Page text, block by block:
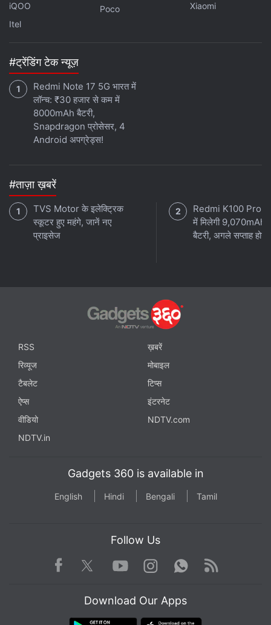
iQOO
Itel
Poco
Xiaomi
#ट्रेंडिंग टेक न्यूज़
Redmi Note 17 5G भारत में
लॉन्च: ₹30 हजार से कम में
8000mAh बैटरी,
Snapdragon प्रोसेसर, 4
Android अपग्रेड्स!
#ताज़ा ख़बरें
TVS Motor के इलेक्ट्रिक
स्कूटर हुए महंगे, जानें नए
प्राइसेज
Redmi K100 Pro
में मिलेगी 9,070mAh
बैटरी, अगले सप्ताह होगा
RSS
ख़बरें
रिव्यूज
मोबाइल
टैबलेट
टिप्स
ऐप्स
इंटरनेट
वीडियो
NDTV.com
NDTV.in
Gadgets 360 is available in
English Hindi Bengali Tamil
Follow Us
Facebook TwitterYoutube
Instagram WhatsApp
Rss
Download Our Apps